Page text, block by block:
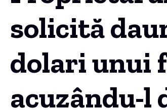
solicită
dolari unui
acuzându-l